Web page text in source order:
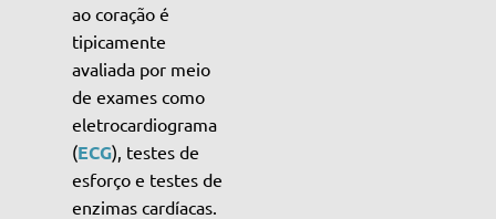
ao coração é
tipicamente
avaliada por meio
de exames como
eletrocardiograma
(ECG), testes de
esforço e testes de
enzimas cardíacas.